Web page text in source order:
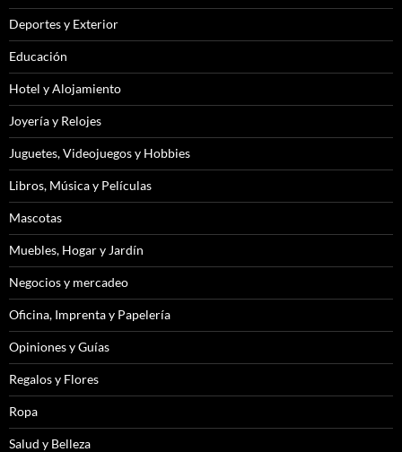
Deportes y Exterior
Educación
Hotel y Alojamiento
Joyería y Relojes
Juguetes, Videojuegos y Hobbies
Libros, Música y Películas
Mascotas
Muebles, Hogar y Jardín
Negocios y mercadeo
Oficina, Imprenta y Papelería
Opiniones y Guías
Regalos y Flores
Ropa
Salud y Belleza